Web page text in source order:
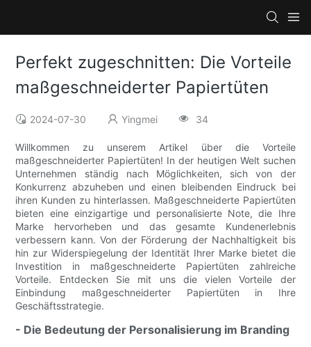
Perfekt zugeschnitten: Die Vorteile
maßgeschneiderter Papiertüten
2024-07-30 Yingmei 34
Willkommen zu unserem Artikel über die Vorteile
maßgeschneiderter Papiertüten! In der heutigen Welt suchen
Unternehmen ständig nach Möglichkeiten, sich von der
Konkurrenz abzuheben und einen bleibenden Eindruck bei
ihren Kunden zu hinterlassen. Maßgeschneiderte Papiertüten
bieten eine einzigartige und personalisierte Note, die Ihre
Marke hervorheben und das gesamte Kundenerlebnis
verbessern kann. Von der Förderung der Nachhaltigkeit bis
hin zur Widerspiegelung der Identität Ihrer Marke bietet die
Investition in maßgeschneiderte Papiertüten zahlreiche
Vorteile. Entdecken Sie mit uns die vielen Vorteile der
Einbindung maßgeschneiderter Papiertüten in Ihre
Geschäftsstrategie.
- Die Bedeutung der Personalisierung im Branding